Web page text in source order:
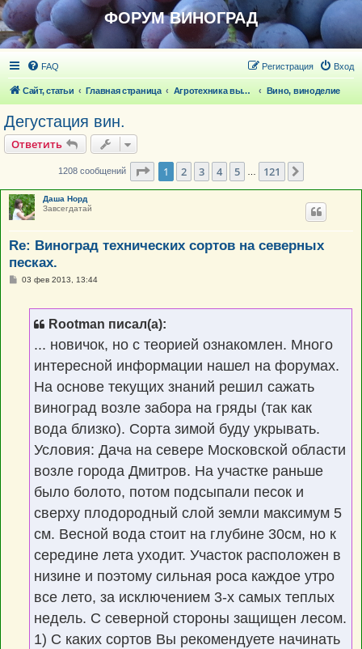
ФОРУМ ВИНОГРАД
FAQ Вход
Регистрация
Сайт, статьи Главная страница Агротехника выращивания винограда Вино, виноделие
Дегустация вин.
Ответить
1208 сообщений Страница из 121
1 2 3 4 5 121
Даша Норд
Завсегдатай
Re: Виноград технических сортов на северных
песках.
С03 фев 2013, 13:44
Rootman писал(а):
... новичок, но с теорией ознакомлен. Много
интересной информации нашел на форумах.
На основе текущих знаний решил сажать
виноград возле забора на гряды (так как
вода близко). Сорта зимой буду укрывать.
Условия: Дача на севере Московской области
возле города Дмитров. На участке раньше
было болото, потом подсыпали песок и
сверху плодородный слой земли максимум 5
см. Весной вода стоит на глубине 30см, но к
середине лета уходит. Участок расположен в
низине и поэтому сильная роса каждое утро
все лето, за исключением 3-х самых теплых
недель. С северной стороны защищен лесом.
1) С каких сортов Вы рекомендуете начинать